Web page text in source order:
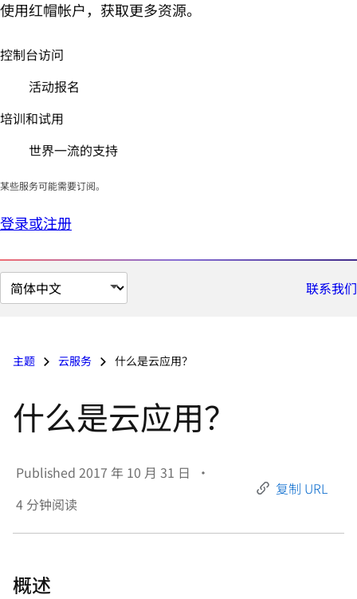
使用红帽帐户，获取更多资源。
控制台访问
活动报名
培训和试用
世界一流的支持
某些服务可能需要订阅。
登录或注册
切
换
语
联系我们
主题 云服务 什么是云应用？
什么是云应用？
Published 2017 年 10 月 31 日
•
4 分钟阅读
复制 URL
概述